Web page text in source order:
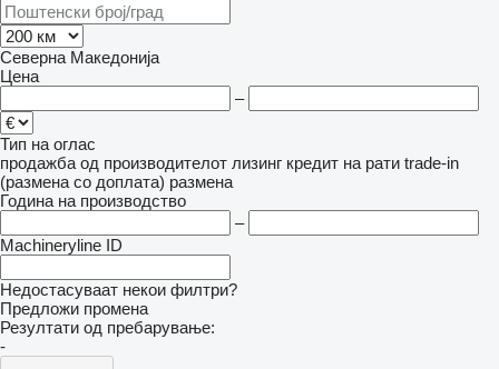
Северна Македонија
Цена
–
Тип на оглас
продажба од производителот лизинг кредит на рати trade-in
(размена со доплата) размена
Година на производство
–
Machineryline ID
Недостасуваат некои филтри?
Предложи промена
Резултати од пребарување:
-